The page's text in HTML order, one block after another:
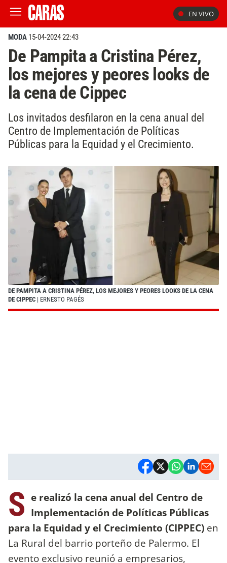
EN VIVO
MODA 15-04-2024 22:43
De Pampita a Cristina Pérez,
los mejores y peores looks de
la cena de Cippec
Los invitados desfilaron en la cena anual del
Centro de Implementación de Políticas
Públicas para la Equidad y el Crecimiento.
DE PAMPITA A CRISTINA PÉREZ, LOS MEJORES Y PEORES LOOKS DE LA CENA
DE CIPPEC | ERNESTO PAGÉS
S e realizó la cena anual del Centro de
Implementación de Políticas Públicas
para la Equidad y el Crecimiento (CIPPEC) en
La Rural del barrio porteño de Palermo. El
evento exclusivo reunió a empresarios,